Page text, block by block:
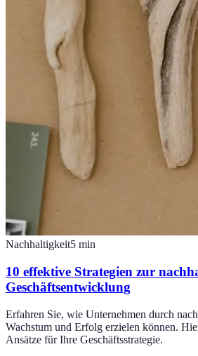
Nachhaltigkeit5 min
10 effektive Strategien zur
Geschäftsentwicklung
Erfahren Sie, wie Unternehmen durch
Wachstum und Erfolg erzielen können.
Ansätze für Ihre Geschäftsstrategie.